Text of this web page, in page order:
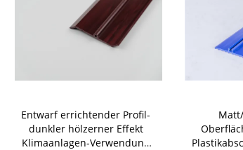
Entwarf errichtender Profil-
dunkler hölzerner Effekt
Klimaanlagen-Verwendung